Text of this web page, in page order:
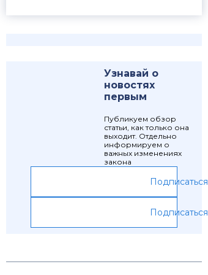
Узнавай о
новостях
первым
Публикуем обзор
статьи, как только она
выходит. Отдельно
информируем о
важных изменениях
закона
Подписаться
Подписаться